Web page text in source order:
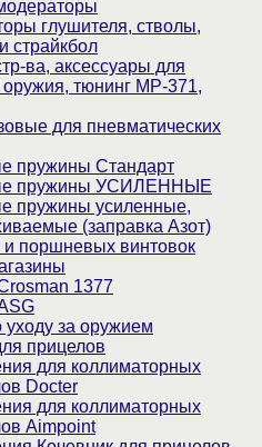
глушителя, стволы,
страйкбол
ва, аксессуары для
оружия, тюнинг МР-371,
для пневматических
пружины Стандарт
пружины УСИЛЕННЫЕ
пружины усиленные,
(заправка Азот)
поршневых винтовок
1377
уходу за оружием
прицелов
для коллиматорных
Docter
для коллиматорных
Aimpoint